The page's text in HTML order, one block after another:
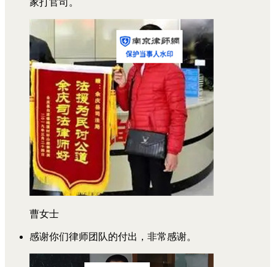
家打官司。
曹女士
感谢你们律师团队的付出，非常感谢。